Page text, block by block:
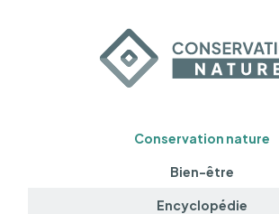
Conservation nature
Bien-être
Encyclopédie